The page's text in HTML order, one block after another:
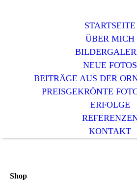
STARTSEITE
ÜBER MICH
NEUE FOTOS
BEITRÄGE AUS DER
PREISGEKRÖNTE
ERFOLGE
KONTAKT
Shop